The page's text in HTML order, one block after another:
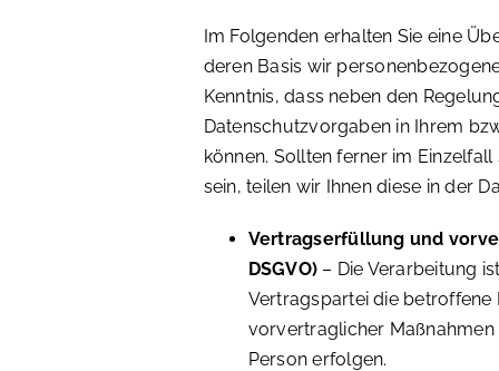
Im Folgenden erhalten Sie eine
deren Basis wir
Kenntnis, dass neben den
Datenschutzvorgaben in Ihrem
können. Sollten ferner im
sein, teilen wir Ihnen diese in der
Vertragserfüllung und
DSGVO) – Die Verarbeitung
Vertragspartei die
vorvertraglicher
Person erfolgen.